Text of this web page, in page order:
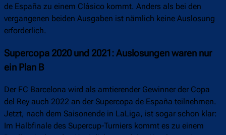
de España zu einem Clásico kommt. Anders als bei den
vergangenen beiden Ausgaben ist nämlich keine Auslosung
erforderlich.
Supercopa 2020 und 2021: Auslosungen waren nur
ein Plan B
Der FC Barcelona wird als amtierender Gewinner der Copa
del Rey auch 2022 an der Supercopa de España teilnehmen.
Jetzt, nach dem Saisonende in LaLiga, ist sogar schon klar:
Im Halbfinale des Supercup-Turniers kommt es zu einem